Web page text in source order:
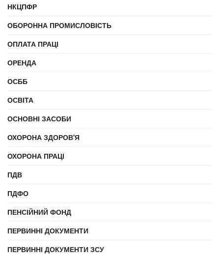
НКЦПФР
ОБОРОННА ПРОМИСЛОВІСТЬ
ОПЛАТА ПРАЦІ
ОРЕНДА
ОСББ
ОСВІТА
ОСНОВНІ ЗАСОБИ
ОХОРОНА ЗДОРОВ'Я
ОХОРОНА ПРАЦІ
ПДВ
ПДФО
ПЕНСІЙНИЙ ФОНД
ПЕРВИННІ ДОКУМЕНТИ
ПЕРВИННІ ДОКУМЕНТИ ЗСУ